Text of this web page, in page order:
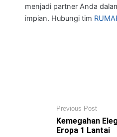
menjadi partner Anda
impian. Hubungi tim
Previous Post
Kemegahan
Eropa 1 Lantai